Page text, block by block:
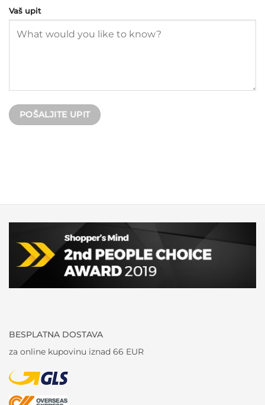
Vaš upit
BESPLATNA DOSTAVA
za online kupovinu iznad 66 EUR